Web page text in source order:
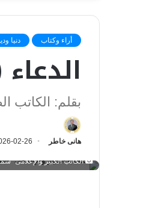
أراء وكتاب دنيا
بقلم: الكاتب
هانى خاطر 02-26
الكاتب الكبير والإعلامى